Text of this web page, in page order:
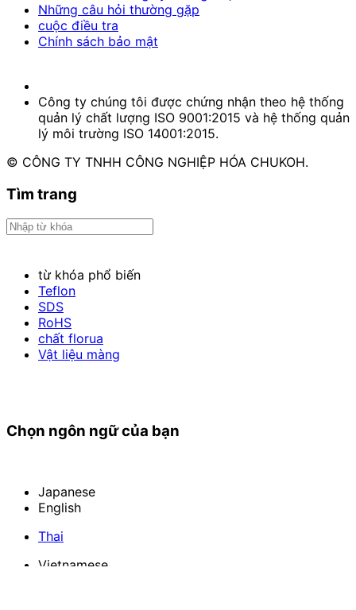
Những câu hỏi thường gặp
cuộc điều tra
Chính sách bảo mật
Công ty chúng tôi được chứng nhận theo hệ thống
quản lý chất lượng ISO 9001:2015 và hệ thống quản
lý môi trường ISO 14001:2015.
© CÔNG TY TNHH CÔNG NGHIỆP HÓA CHUKOH.
Tìm trang
từ khóa phổ biến
Teflon
SDS
RoHS
chất florua
Vật liệu màng
Chọn ngôn ngữ của bạn
Japanese
English
Thai
Vietnamese